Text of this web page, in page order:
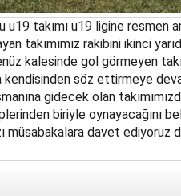
takımı u19 ligine resmen
takımımız rakibini ikinci
kalesinde gol görmeyen
kendisinden söz ettirmeye
gidecek olan
biriyle oynayacağını
müsabakalara davet ediyoruz